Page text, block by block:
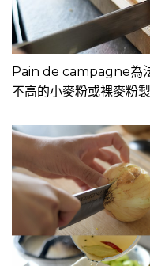
Pain de campagne為
不高的小麥粉或裸麥粉